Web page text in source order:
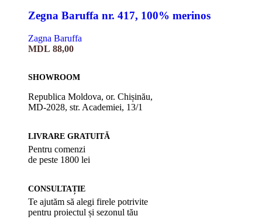
Zegna Baruffa nr. 417, 100% merinos
Zagna Baruffa
MDL 88,00
SHOWROOM
Republica Moldova, or. Chișinău,
MD-2028, str. Academiei, 13/1
LIVRARE GRATUITĂ
Pentru comenzi
de peste 1800 lei
CONSULTAȚIE
Te ajutăm să alegi firele potrivite
pentru proiectul și sezonul tău